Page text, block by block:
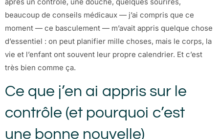
beaucoup de conseils médicaux — j’ai compris que ce
moment — ce basculement — m’avait appris quelque chose
d’essentiel : on peut planifier mille choses, mais le corps, la
vie et l’enfant ont souvent leur propre calendrier. Et c’est
très bien comme ça.
Ce que j’en ai appris sur le
contrôle (et pourquoi c’est
une bonne nouvelle)